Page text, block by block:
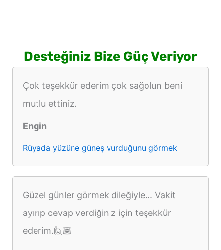
Desteğiniz Bize Güç Veriyor
Çok teşekkür ederim çok sağolun beni
mutlu ettiniz.
Engin
Rüyada yüzüne güneş vurduğunu görmek
Güzel günler görmek dileğiyle... Vakit
ayırıp cevap verdiğiniz için teşekkür
ederim.🙋🏽